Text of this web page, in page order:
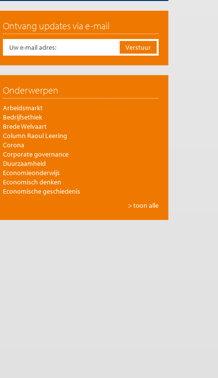
Ontvang updates via e-mail
Onderwerpen
Arbeidsmarkt
Bedrijfsethiek
Brede Welvaart
Column Raoul Leering
Corona
Corporate governance
Duurzaamheid
Economieonderwijs
Economisch denken
Economische geschiedenis
Filosofie en economie
> toon alle